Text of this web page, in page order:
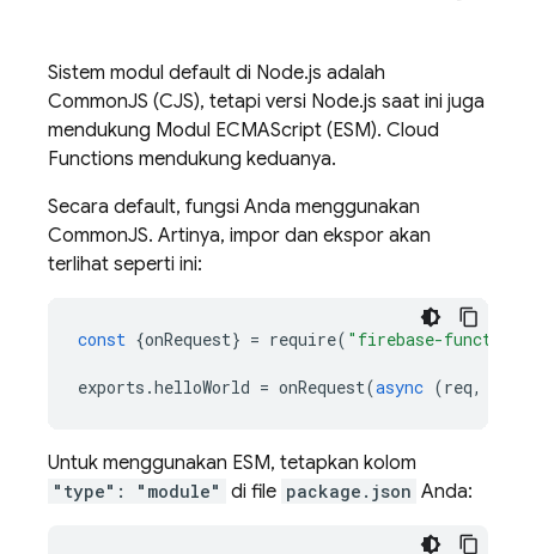
Sistem modul default di Node.js adalah
CommonJS (CJS), tetapi versi Node.js saat ini juga
mendukung Modul ECMAScript (ESM). Cloud
Functions mendukung keduanya.
Secara default, fungsi Anda menggunakan
CommonJS. Artinya, impor dan ekspor akan
terlihat seperti ini:
const {onRequest} = require( "firebase-
exports .helloWorld = onRequest(async (req,
Untuk menggunakan ESM, tetapkan kolom
"type": "module" di file package.json Anda: